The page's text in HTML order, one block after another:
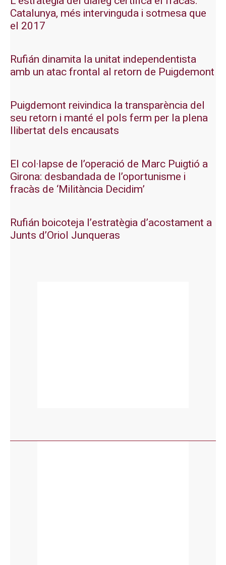
Catalunya, més intervinguda i sotmesa que
el 2017
Rufián dinamita la unitat independentista
amb un atac frontal al retorn de Puigdemont
Puigdemont reivindica la transparència del
seu retorn i manté el pols ferm per la plena
llibertat dels encausats
El col·lapse de l’operació de Marc Puigtió a
Girona: desbandada de l’oportunisme i
fracàs de ‘Militància Decidim’
Rufián boicoteja l’estratègia d’acostament a
Junts d’Oriol Junqueras